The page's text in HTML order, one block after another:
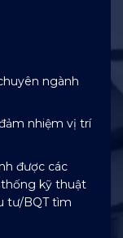
ngành
nhiệm vị trí
được các
thống kỹ thuật
tư/BQT tìm